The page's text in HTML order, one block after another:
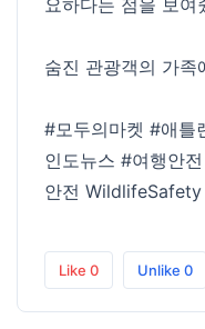
숨진 관광객의 가족
#모두의마켓 #애틀
인도뉴스 #여행안전
안전
Like 0 Unlike 0